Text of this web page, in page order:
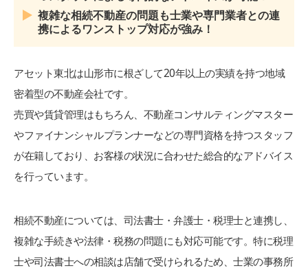
複雑な相続不動産の問題も士業や専門業者との連
携によるワンストップ対応が強み！
アセット東北は山形市に根ざして20年以上の実績を持つ地域
密着型の不動産会社です。
売買や賃貸管理はもちろん、不動産コンサルティングマスター
やファイナンシャルプランナーなどの専門資格を持つスタッフ
が在籍しており、お客様の状況に合わせた総合的なアドバイス
を行っています。
相続不動産については、司法書士・弁護士・税理士と連携し、
複雑な手続きや法律・税務の問題にも対応可能です。特に税理
士や司法書士への相談は店舗で受けられるため、士業の事務所